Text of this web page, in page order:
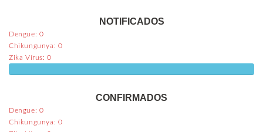
NOTIFICADOS
Dengue: 0
Chikungunya: 0
Zika Vírus: 0
CONFIRMADOS
Dengue: 0
Chikungunya: 0